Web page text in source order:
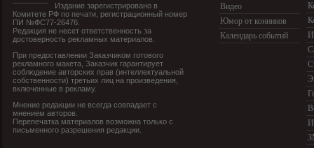
Издание зарегистрировано в
Комитете РФ по печати, регистрационный номер
ПИ №ФС77-26476.
Редакция не несет ответственность за
достоверность рекламных материалов.
При предоставлении Заказчиком готового
рекламного макета, Заказчик гарантирует
соблюдение авторских прав (интеллектуальной
собственности) третьих лиц на произведения,
включенные в рекламу.
Мнение редакции не всегда совпадает с
мнением авторов.
Перепечатка материалов возможна только с
письменного разрешения редакции.
Видео
Юмор от конников
Календарь событий